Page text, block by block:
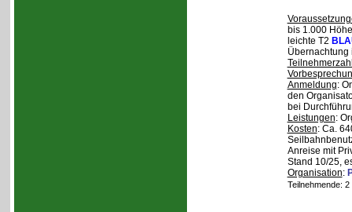
bis 1.000
leichte T2
Übernachtung
Anmeldung:
den
bei
Leistungen:
Kosten: Ca.
Anreise mit
Stand 10/25,
Organisation:
Teilnehmende: